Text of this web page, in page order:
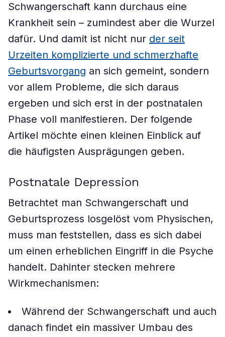
Schwangerschaft kann durchaus eine
Krankheit sein – zumindest aber die Wurzel
dafür. Und damit ist nicht nur der seit
Urzeiten komplizierte und schmerzhafte
Geburtsvorgang an sich gemeint, sondern
vor allem Probleme, die sich daraus
ergeben und sich erst in der postnatalen
Phase voll manifestieren. Der folgende
Artikel möchte einen kleinen Einblick auf
die häufigsten Ausprägungen geben.
Postnatale Depression
Betrachtet man Schwangerschaft und
Geburtsprozess losgelöst vom Physischen,
muss man feststellen, dass es sich dabei
um einen erheblichen Eingriff in die Psyche
handelt. Dahinter stecken mehrere
Wirkmechanismen:
Während der Schwangerschaft und auch
danach findet ein massiver Umbau des